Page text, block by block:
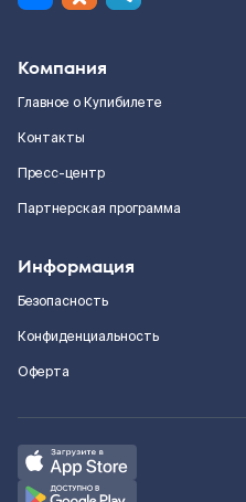
Компания
Главное о Купибилете
Контакты
Пресс-центр
Партнерская программа
Информация
Безопасность
Конфиденциальность
Оферта